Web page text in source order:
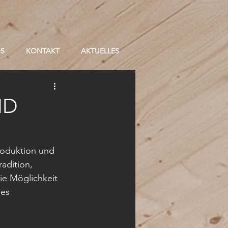
KONTAKT AKTUELLES
und
Möglichkeit